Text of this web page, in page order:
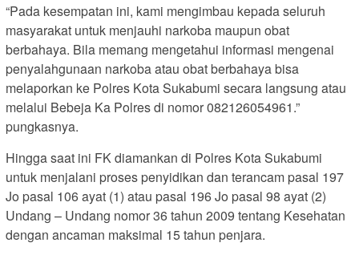
“Pada kesempatan ini, kami mengimbau kepada seluruh
masyarakat untuk menjauhi narkoba maupun obat
berbahaya. Bila memang mengetahui informasi mengenai
penyalahgunaan narkoba atau obat berbahaya bisa
melaporkan ke Polres Kota Sukabumi secara langsung atau
melalui Bebeja Ka Polres di nomor 082126054961.”
pungkasnya.
Hingga saat ini FK diamankan di Polres Kota Sukabumi
untuk menjalani proses penyidikan dan terancam pasal 197
Jo pasal 106 ayat (1) atau pasal 196 Jo pasal 98 ayat (2)
Undang – Undang nomor 36 tahun 2009 tentang Kesehatan
dengan ancaman maksimal 15 tahun penjara.